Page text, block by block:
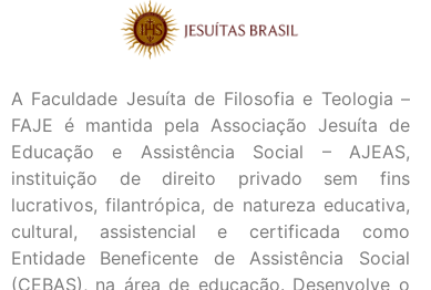
A Faculdade Jesuíta de Filosofia e Teologia –
FAJE é mantida pela Associação Jesuíta de
Educação e Assistência Social – AJEAS,
instituição de direito privado sem fins
lucrativos, filantrópica, de natureza educativa,
cultural, assistencial e certificada como
Entidade Beneficente de Assistência Social
(CEBAS), na área de educação. Desenvolve o